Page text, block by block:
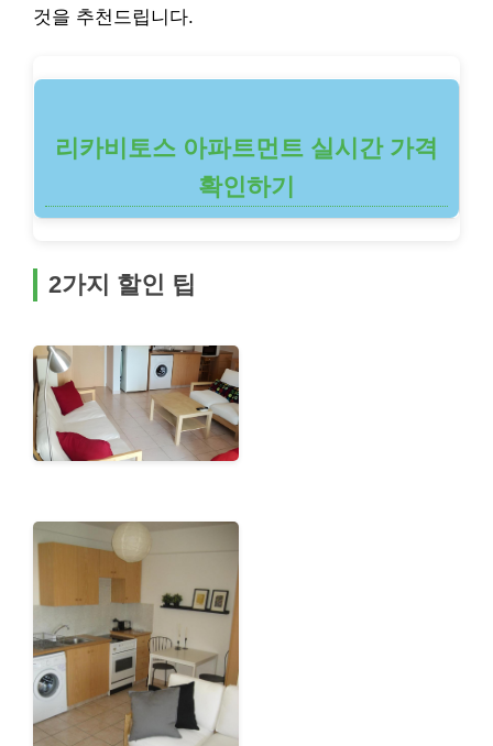
것을 추천드립니다.
리카비토스 아파트먼트 실시간 가격
확인하기
2가지 할인 팁